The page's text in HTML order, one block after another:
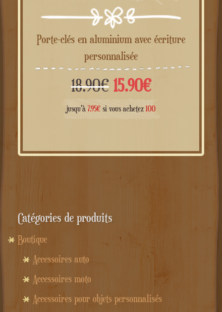
Porte-clés en aluminium avec écriture
personnalisée
18.90€ Le
prix
était :
15.90€Le
prix
est :
jusqu'à 7.95€ si vous achetez 100
Catégories de produits
Boutique
Accessoires auto
Accessoires moto
Accessoires pour objets personnalisés